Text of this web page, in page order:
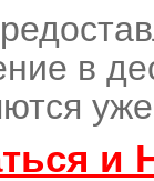
в
и